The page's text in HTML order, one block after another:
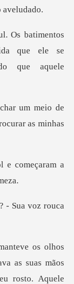
que ele se
o de
e começaram a
- Sua v
rosto. Aquele